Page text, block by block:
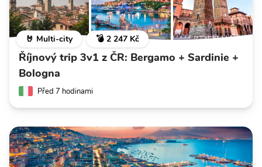
🤘 Multi-city 💣 2 247 Kč
Říjnový trip 3v1 z ČR: Bergamo + Sardinie +
Bologna
Před 7 hodinami